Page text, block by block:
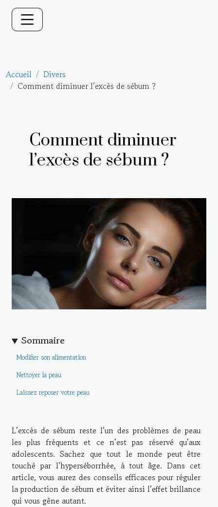
Accueil
Divers
Comment diminuer l’excès de sébum ?
Comment diminuer
l’excès de sébum ?
Sommaire
Modifier son alimentation
Nettoyer la peau
Laissez reposer votre peau
L’excès de sébum reste l’un des problèmes de peau
les plus fréquents et ce n’est pas réservé qu’aux
adolescents. Sachez que tout le monde peut être
touché par l’hyperséborrhée, à tout âge. Dans cet
article, vous aurez des conseils efficaces pour réguler
la production de sébum et éviter ainsi l’effet brillance
qui vous gêne autant.